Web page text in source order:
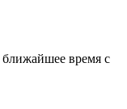
время с